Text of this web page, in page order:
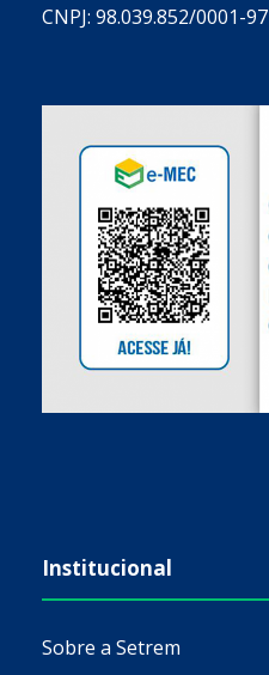
CNPJ: 98.039.852/0001-97
Institucional
Sobre a Setrem